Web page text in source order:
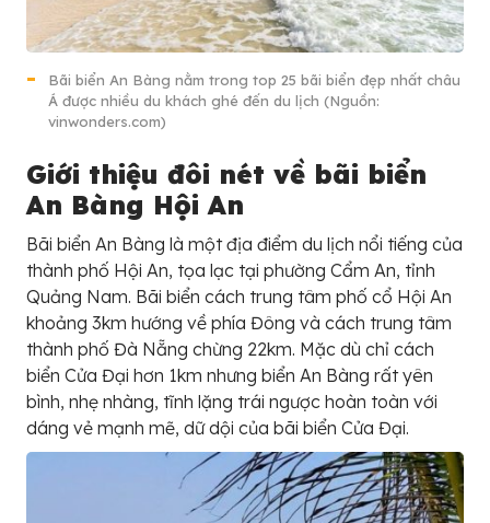
Bãi biển An Bàng nằm trong top 25 bãi biển đẹp nhất châu
Á được nhiều du khách ghé đến du lịch (Nguồn:
vinwonders.com)
Giới thiệu đôi nét về bãi biển
An Bàng Hội An
Bãi biển An Bàng là một địa điểm du lịch nổi tiếng của
thành phố Hội An, tọa lạc tại phường Cẩm An, tỉnh
Quảng Nam. Bãi biển cách trung tâm phố cổ Hội An
khoảng 3km hướng về phía Đông và cách trung tâm
thành phố Đà Nẵng chừng 22km. Mặc dù chỉ cách
biển Cửa Đại hơn 1km nhưng biển An Bàng rất yên
bình, nhẹ nhàng, tĩnh lặng trái ngược hoàn toàn với
dáng vẻ mạnh mẽ, dữ dội của bãi biển Cửa Đại.